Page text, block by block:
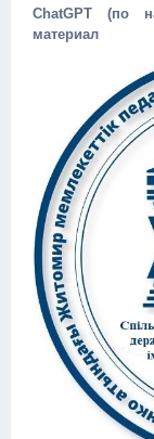
ChatGPT (по
материал